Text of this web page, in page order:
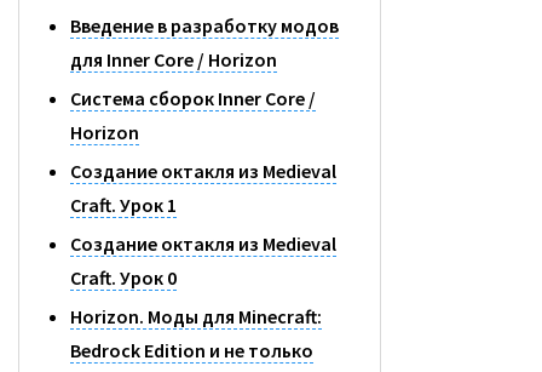
Введение в разработку модов
для Inner Core / Horizon
Система сборок Inner Core /
Horizon
Создание октакля из Medieval
Craft. Урок 1
Создание октакля из Medieval
Craft. Урок 0
Horizon. Моды для Minecraft:
Bedrock Edition и не только